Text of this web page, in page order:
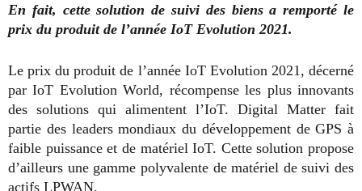
En fait, cette solution de suivi des biens a remporté le
prix du produit de l’année IoT Evolution 2021.
Le prix du produit de l’année IoT Evolution 2021, décerné
par IoT Evolution World, récompense les plus innovants
des solutions qui alimentent l’IoT. Digital Matter fait
partie des leaders mondiaux du développement de GPS à
faible puissance et de matériel IoT. Cette solution propose
d’ailleurs une gamme polyvalente de matériel de suivi des
actifs LPWAN.